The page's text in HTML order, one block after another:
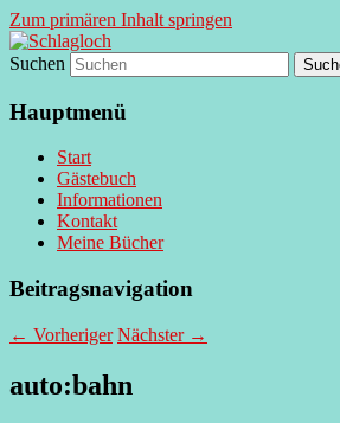
Zum primären Inhalt springen
Schlagloch
supersberger taggedanken
Suchen
Hauptmenü
Start
Gästebuch
Informationen
Kontakt
Meine Bücher
Beitragsnavigation
← Vorheriger Nächster →
auto:bahn